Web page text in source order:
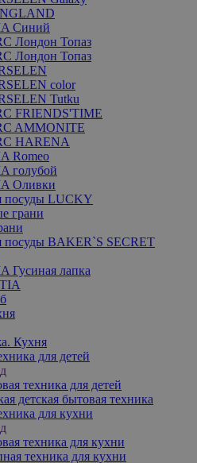
Синий
Лондон Топаз
Лондон Топаз
color
Tutku
FRIENDS'TIME
AMMONITE
HARENA
Romeo
голубой
Оливки
посуды LUCKY
грани
посуды BAKER`S SECRET
Гусиная лапка
Кухня
для детей
техника для детей
детская бытовая техника
для кухни
техника для кухни
техника для кухни